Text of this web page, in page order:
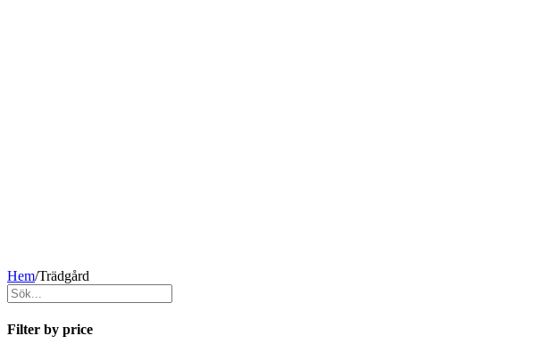
Hem/Trädgård
Filter by price